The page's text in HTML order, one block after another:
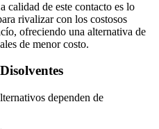
calidad de este contacto es lo
rivalizar con los costosos
ofreciendo una alternativa de
de menor costo.
dependen de